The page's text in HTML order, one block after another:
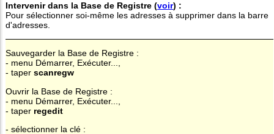
Intervenir dans la Base de Registre (voir) :
Pour sélectionner soi-même les adresses à supprimer dans la barre
d'adresses.
Sauvegarder la Base de Registre :
- menu Démarrer, Exécuter...,
- taper scanregw
Ouvrir la Base de Registre :
- menu Démarrer, Exécuter...,
- taper regedit
- sélectionner la clé :